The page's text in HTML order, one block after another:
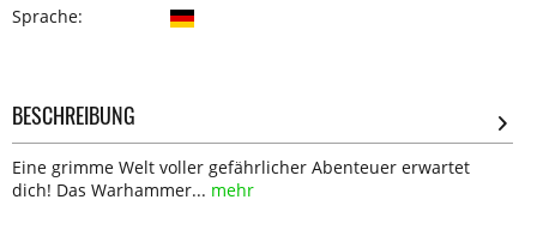
Sprache:
BESCHREIBUNG
Eine grimme Welt voller gefährlicher Abenteuer erwartet
dich! Das Warhammer... mehr